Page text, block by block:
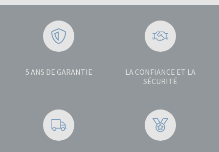
5 ANS DE GARANTIE
LA CONFIANCE ET LA
SÉCURITÉ